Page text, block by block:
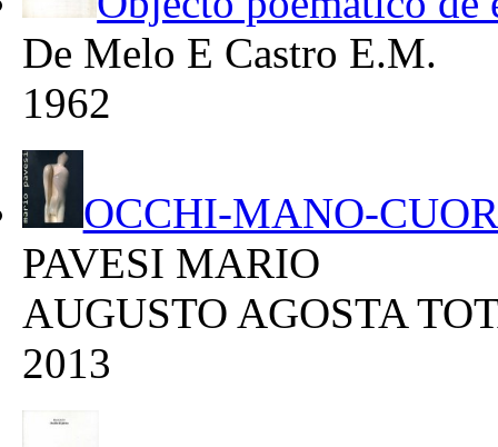
De Melo E Castro E.M.
1962
OCCHI-MANO-
PAVESI MARIO
AUGUSTO AGOSTA
2013